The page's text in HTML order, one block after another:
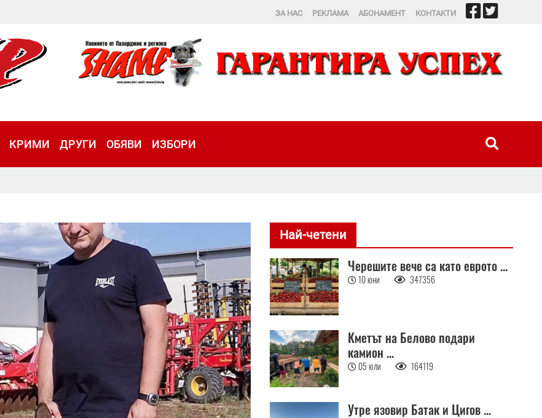
ЗА НАС РЕКЛАМА АБОНАМЕНТ КОНТАКТИ
КРИМИ ДРУГИ ОБЯВИ ИЗБОРИ
Най-четени
Черешите вече са като еврото ...
10 юни 347356
Кметът на Белово подари
камион ...
05 юли 164119
Утре язовир Батак и Цигов ...